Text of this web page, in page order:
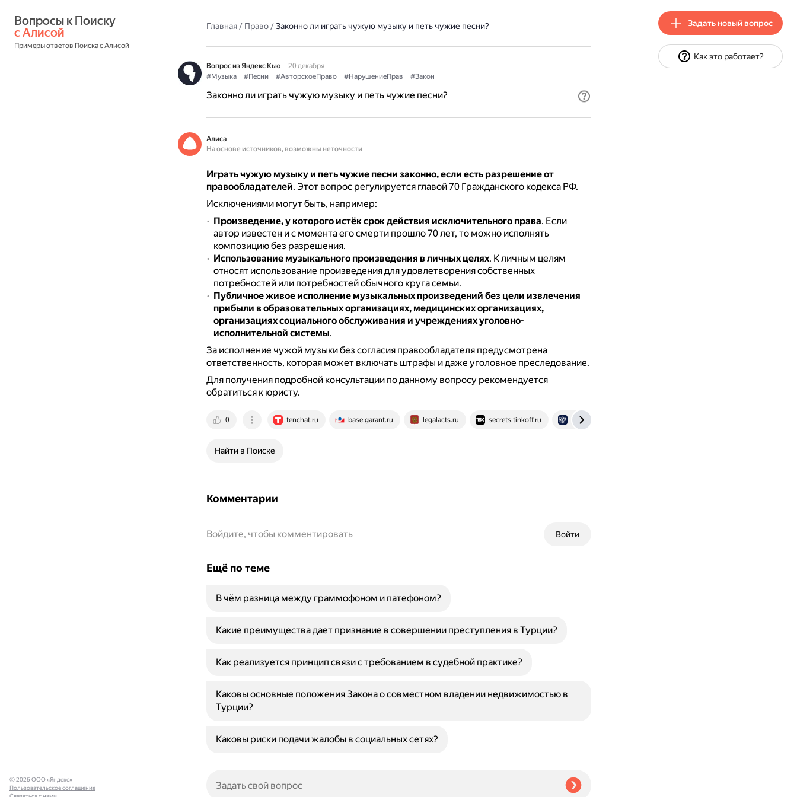
с Алисой
Примеры ответов Поиска с Алисой
Главная/ Право/Законно ли играть чужую музыку и петь чужие песни?
Вопрос из Яндекс Кью
20 декабря
#Музыка
#Песни #АвторскоеПраво #НарушениеПрав #Закон
Законно ли играть чужую музыку и петь чужие песни?
Алиса
На основе источников, возможны неточности
Играть чужую музыку и петь чужие песни законно, если есть разрешение от
правообладателей. Этот вопрос регулируется главой 70 Гражданского кодекса РФ.
Исключениями могут быть, например:
Произведение, у которого истёк срок действия исключительного права. Если
автор известен и с момента его смерти прошло 70 лет, то можно исполнять
композицию без разрешения.
Использование музыкального произведения в личных целях. К личным целям
относят использование произведения для удовлетворения собственных
потребностей или потребностей обычного круга семьи.
Публичное живое исполнение музыкальных произведений без цели извлечения
прибыли в образовательных организациях, медицинских организациях,
организациях социального обслуживания и учреждениях уголовно-
исполнительной системы.
За исполнение чужой музыки без согласия правообладателя предусмотрена
ответственность, которая может включать штрафы и даже уголовное преследование.
Для получения подробной консультации по данному вопросу рекомендуется
обратиться к юристу.
0 tenchat.ru base.garant.ru legalacts.ru secrets.tinkoff.ru www.kremlin.ru
Найти в Поиске
Комментарии
Войти
Войдите, чтобы комментировать
Ещё по теме
В чём разница между граммофоном и патефоном?
Какие преимущества дает признание в совершении преступления в Турции?
Как реализуется принцип связи с требованием в судебной практике?
Каковы основные положения Закона о совместном владении недвижимостью в
Турции?
Каковы риски подачи жалобы в социальных сетях?
© 2026 ООО «Яндекс»
Пользовательское соглашение
Задать новый вопрос
Как это работает?